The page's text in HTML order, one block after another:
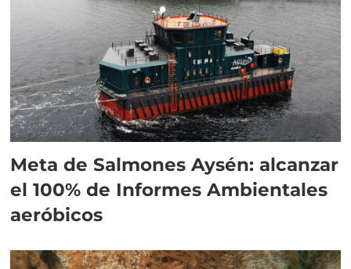
Meta de Salmones Aysén: alcanzar
el 100% de Informes Ambientales
aeróbicos